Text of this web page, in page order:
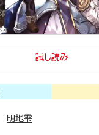
試し読み
明地雫